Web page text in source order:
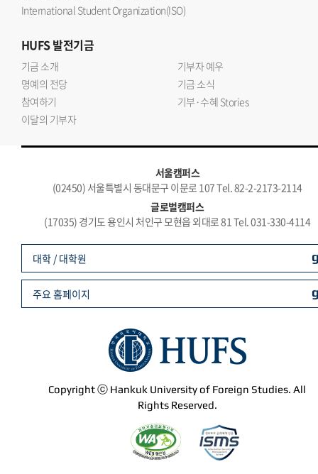
International Student Organization(ISO)
HUFS발전기금
기금 소개
기부자 예우
명예의 전당
기금 소식
참여하기
기부·수혜 Stories
이달의 기부자
서울캠퍼스
(02450) 서울특별시 동대문구 이문로 107 Tel. 82-2-2173-2114
글로벌캠퍼스
(17035) 경기도 용인시 처인구 모현읍 외대로 81 Tel. 031-330-4114
Copyright ⓒ Hankuk University of Foreign Studies. All
Rights Reserved.
대학 / 대학원
주요 홈페이지